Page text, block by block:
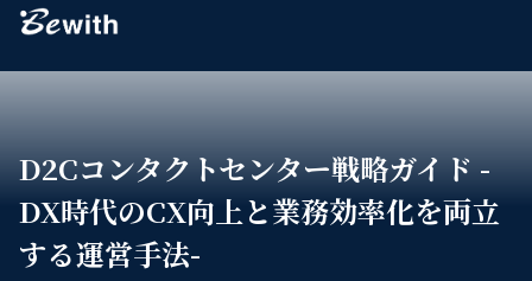
Bewith
D2Cコンタクトセンター戦略ガイド -
DX時代のCX向上と業務効率化を両立
する運営手法-